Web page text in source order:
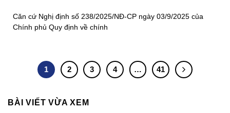
Căn cứ Nghị định số 238/2025/NĐ-CP ngày 03/9/2025 của
Chính phủ Quy định về chính
1 2 3 4 … 41
BÀI VIẾT VỪA XEM